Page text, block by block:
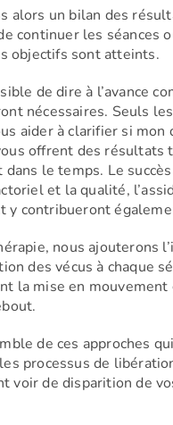
alors un bilan des
continuer les séances
objectifs sont atteints.
de dire à l’avance
nécessaires. Seuls
aider à clarifier si mon
offrent des résultats
dans le temps. Le
et la qualité,
y contribueront
nous ajouterons
des vécus à chaque
la mise en
de ces approches
processus de
voir de disparition de